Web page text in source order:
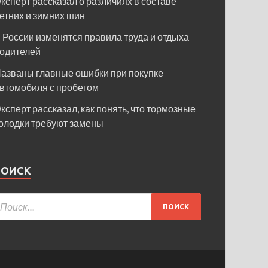
и зимних шин
России изменятся правила труда и отдыха
главные ошибки при покупке
с пробегом
рассказал, как понять, что тормозные
требуют замены